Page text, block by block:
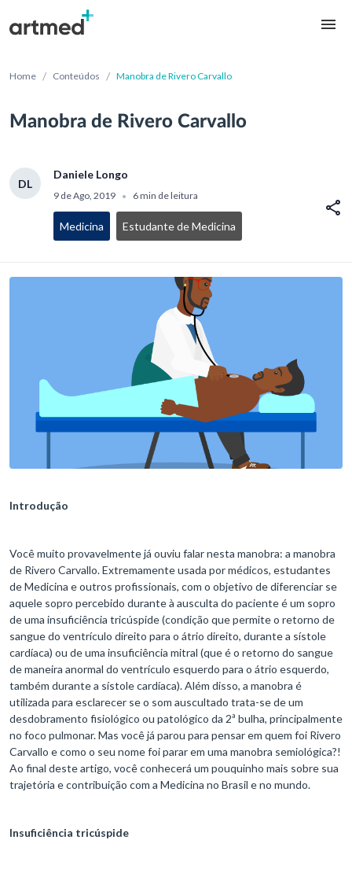
Home / Conteúdos / Manobra de Rivero Carvallo
Manobra de Rivero Carvallo
DL
Daniele Longo
9 de Ago, 2019 • 6 min de leitura
Medicina Estudante de Medicina
Introdução
Você muito provavelmente já ouviu falar nesta manobra: a manobra
de Rivero Carvallo. Extremamente usada por médicos, estudantes
de Medicina e outros profissionais, com o objetivo de diferenciar se
aquele sopro percebido durante à ausculta do paciente é um sopro
de uma insuficiência tricúspide (condição que permite o retorno de
sangue do ventrículo direito para o átrio direito, durante a sístole
cardíaca) ou de uma insuficiência mitral (que é o retorno do sangue
de maneira anormal do ventrículo esquerdo para o átrio esquerdo,
também durante a sístole cardíaca). Além disso, a manobra é
utilizada para esclarecer se o som auscultado trata-se de um
desdobramento fisiológico ou patológico da 2ª bulha, principalmente
no foco pulmonar. Mas você já parou para pensar em quem foi Rivero
Carvallo e como o seu nome foi parar em uma manobra semiológica?!
Ao final deste artigo, você conhecerá um pouquinho mais sobre sua
trajetória e contribuição com a Medicina no Brasil e no mundo.
Insuficiência tricúspide